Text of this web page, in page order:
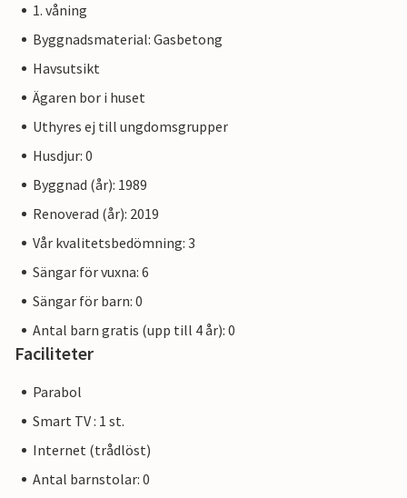
1. våning
Byggnadsmaterial: Gasbetong
Havsutsikt
Ägaren bor i huset
Uthyres ej till ungdomsgrupper
Husdjur: 0
Byggnad (år): 1989
Renoverad (år): 2019
Vår kvalitetsbedömning: 3
Sängar för vuxna: 6
Sängar för barn: 0
Antal barn gratis (upp till 4 år): 0
Faciliteter
Parabol
Smart TV : 1 st.
Internet (trådlöst)
Antal barnstolar: 0